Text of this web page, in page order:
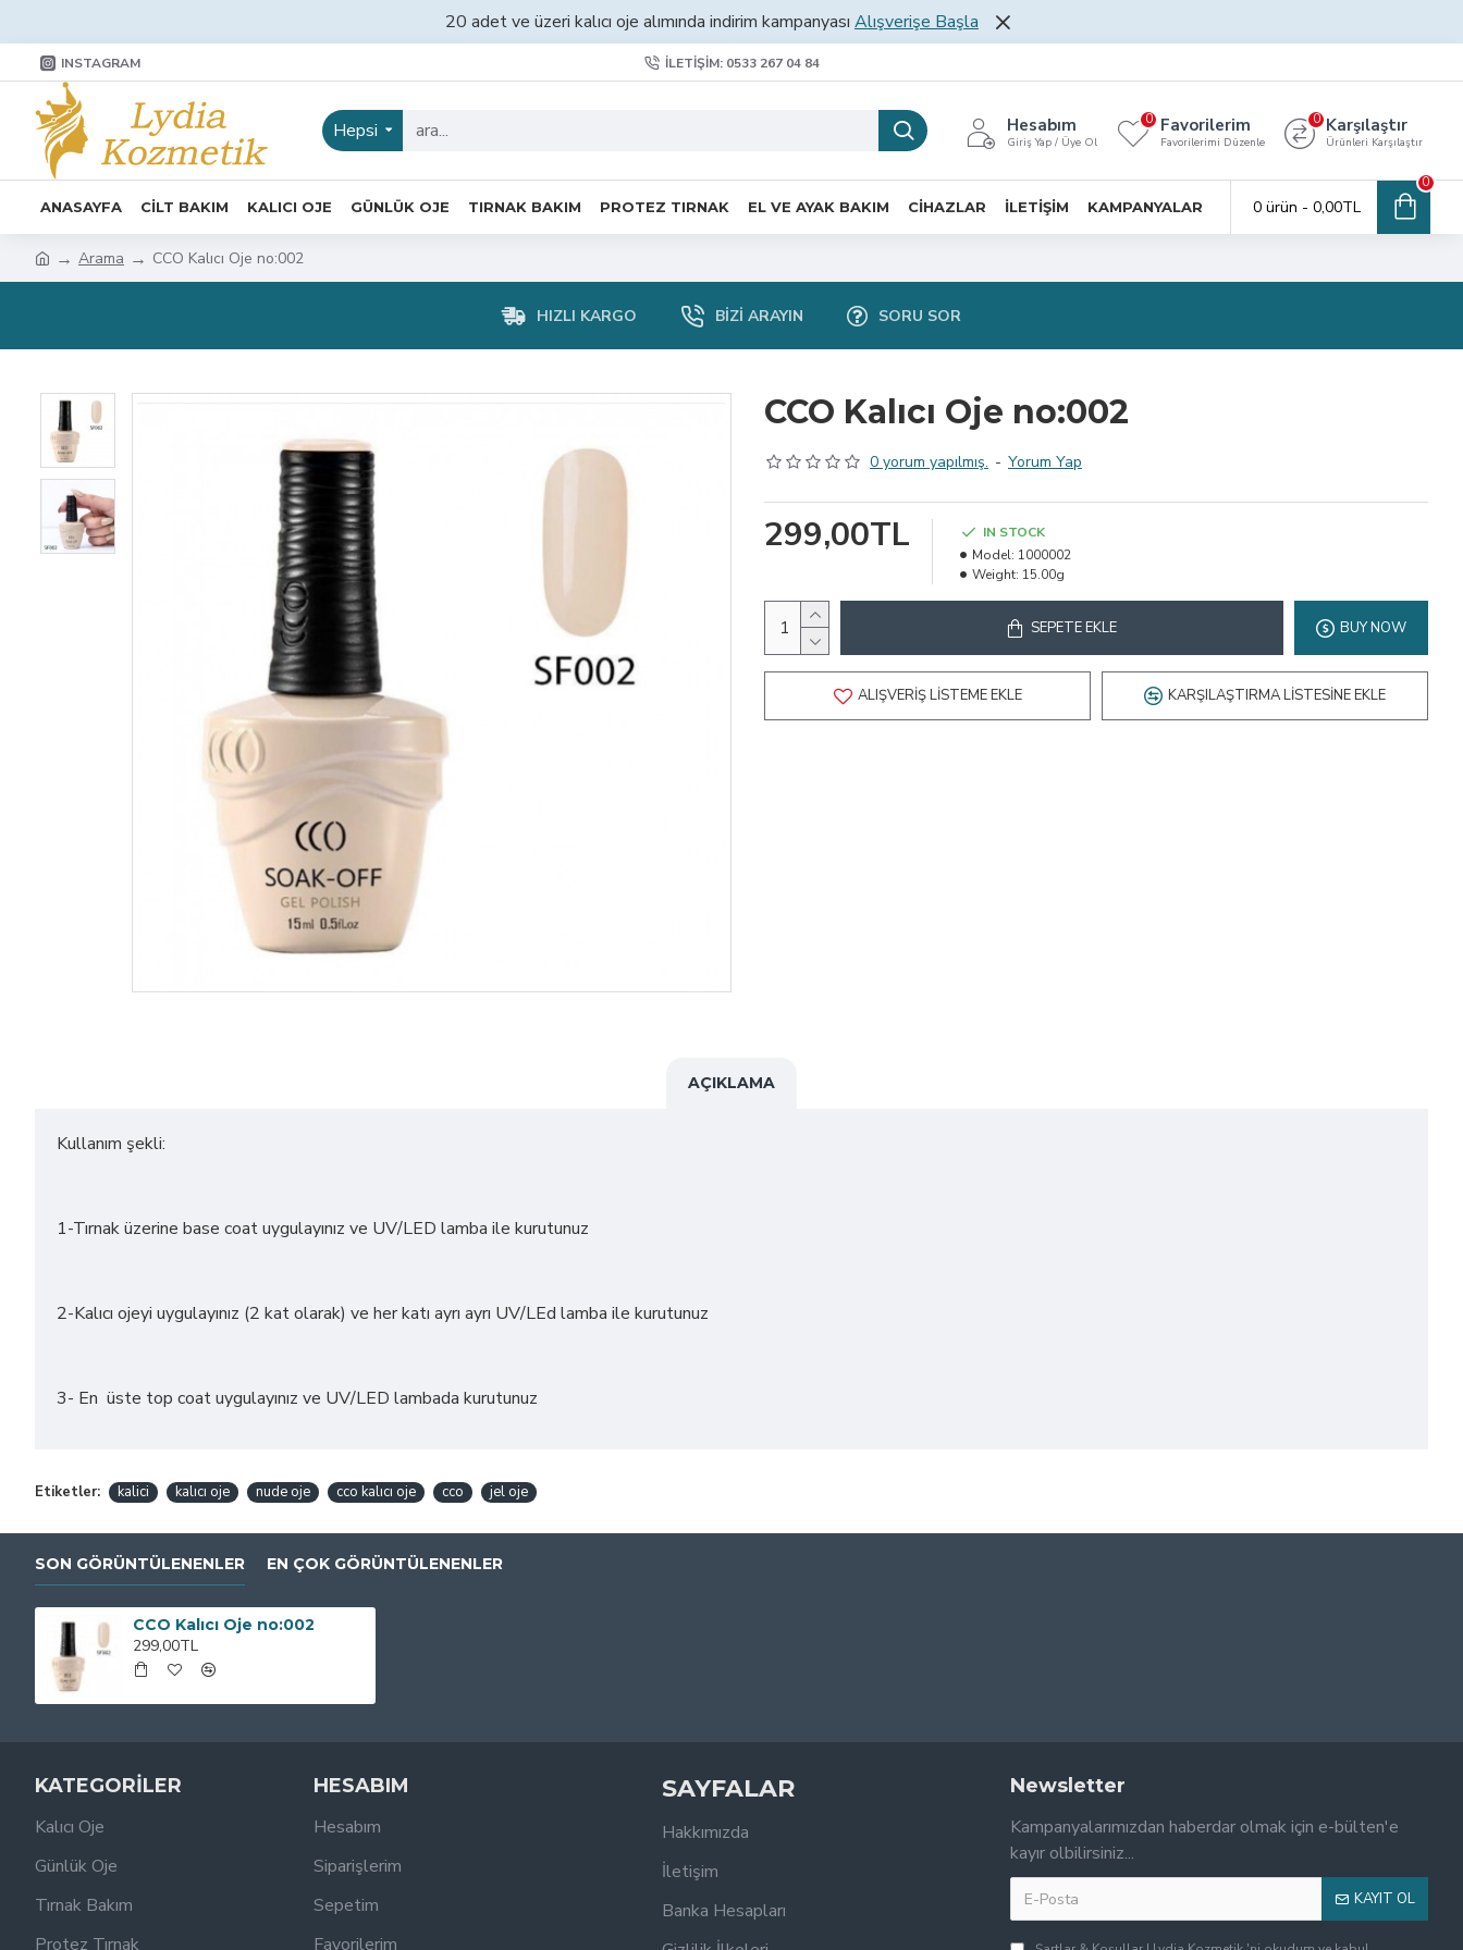
20 adet ve üzeri kalıcı oje alımında indirim kampanyası Alışverişe Başla
INSTAGRAM İLETIŞIM: 0533 267 04 84
Hepsi Hesabım
Giriş Yap / Üye Ol
Favorilerim
Favorilerimi Düzenle
0 Karşılaştır
Ürünleri Karşılaştır
0
ANASAYFA CİLT BAKIM KALICI OJE GÜNLÜK OJE TIRNAK BAKIM PROTEZ TIRNAK EL VE AYAK BAKIM CİHAZLAR İLETİŞİM KAMPANYALAR 0 ürün - 0,00TL
0
Arama CCO Kalıcı Oje no:002
HIZLI KARGO BIZI ARAYIN SORU SOR
CCO Kalıcı Oje no:002
0 yorum yapılmış. - Yorum Yap
299,00TL
IN STOCK
Model: 1000002
Weight: 15.00g
SEPETE EKLE BUY NOW
ALIŞVERIŞ LISTEME EKLE KARŞILAŞTIRMA LISTESINE EKLE
AÇIKLAMA
Kullanım şekli:
1-Tırnak üzerine base coat uygulayınız ve UV/LED lamba ile kurutunuz
2-Kalıcı ojeyi uygulayınız (2 kat olarak) ve her katı ayrı ayrı UV/LEd lamba ile kurutunuz
3- En üste top coat uygulayınız ve UV/LED lambada kurutunuz
Etiketler: kalici kalıcı oje nude oje cco kalıcı oje cco jel oje
SON GÖRÜNTÜLENENLER EN ÇOK GÖRÜNTÜLENENLER
CCO Kalıcı Oje no:002
299,00TL
KATEGORİLER
Kalıcı Oje
Günlük Oje
Tırnak Bakım
Protez Tırnak
HESABIM
Hesabım
Siparişlerim
Sepetim
Favorilerim
SAYFALAR
Hakkımızda
İletişim
Banka Hesapları
Newsletter
Kampanyalarımızdan haberdar olmak için e-bülten'e
kayır olbilirsiniz...
KAYIT OL